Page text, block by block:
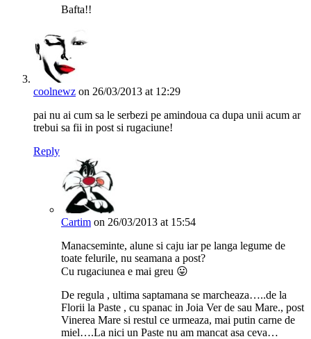
Bafta!!
coolnewz on 26/03/2013 at 12:29
pai nu ai cum sa le serbezi pe amindoua ca dupa unii acum ar
trebui sa fii in post si rugaciune!
Reply
Cartim on 26/03/2013 at 15:54
Manacseminte, alune si caju iar pe langa legume de
toate felurile, nu seamana a post?
Cu rugaciunea e mai greu 😛
De regula , ultima saptamana se marcheaza…..de la
Florii la Paste , cu spanac in Joia Ver de sau Mare., post
Vinerea Mare si restul ce urmeaza, mai putin carne de
miel….La nici un Paste nu am mancat asa ceva…